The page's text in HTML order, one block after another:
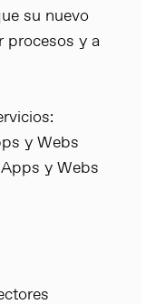
su nuevo
procesos y a
y Webs
y Webs